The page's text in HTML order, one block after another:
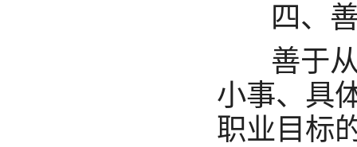
四、善
善于从
小事、具
职业目标